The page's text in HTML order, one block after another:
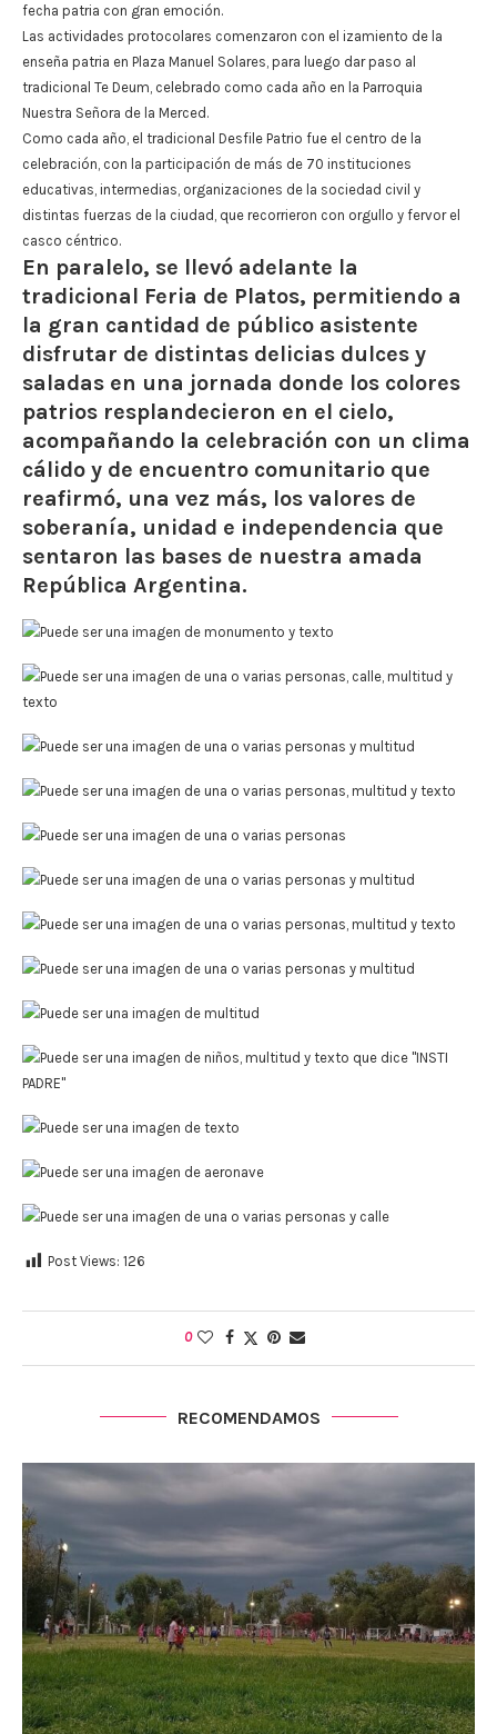
fecha patria con gran emoción.
Las actividades protocolares comenzaron con el izamiento de la
enseña patria en Plaza Manuel Solares, para luego dar paso al
tradicional Te Deum, celebrado como cada año en la Parroquia
Nuestra Señora de la Merced.
Como cada año, el tradicional Desfile Patrio fue el centro de la
celebración, con la participación de más de 70 instituciones
educativas, intermedias, organizaciones de la sociedad civil y
distintas fuerzas de la ciudad, que recorrieron con orgullo y fervor el
casco céntrico.
En paralelo, se llevó adelante la
tradicional Feria de Platos, permitiendo a
la gran cantidad de público asistente
disfrutar de distintas delicias dulces y
saladas en una jornada donde los colores
patrios resplandecieron en el cielo,
acompañando la celebración con un clima
cálido y de encuentro comunitario que
reafirmó, una vez más, los valores de
soberanía, unidad e independencia que
sentaron las bases de nuestra amada
República Argentina.
Post Views: 126
0
RECOMENDAMOS